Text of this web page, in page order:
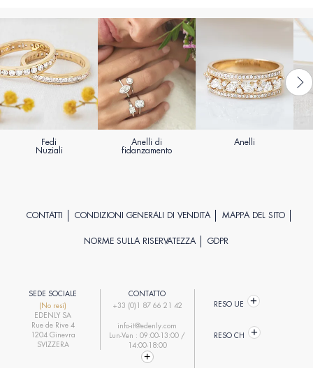
Fedi
Nuziali
Anelli di
fidanzamento
Anelli
CONTATTI CONDIZIONI GENERALI DI VENDITA MAPPA DEL SITO
NORME SULLA RISERVATEZZA GDPR
SEDE SOCIALE
(No resi)
EDENLY SA
Rue de Rive 4
1204 Ginevra
SVIZZERA
CONTATTO
+33 (0)1 87 66 21 42
info-it@edenly.com
Lun-Ven : 09:00-13:00 /
14:00-18:00
RESO UE
RESO CH